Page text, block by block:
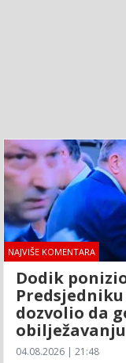
NAJVIŠE KOMENTARA
Dodik
dozvolio da
04.08.2026 | 21:48